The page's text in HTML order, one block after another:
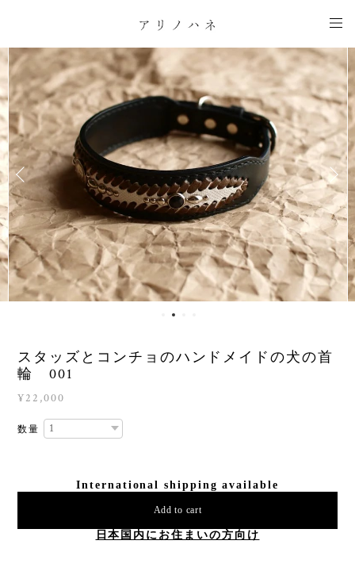
スタッズとコンチョのハンドメイドの犬の首
輪 001
¥22,000
数量
International shipping available
Add to cart
日本国内にお住まいの方向け